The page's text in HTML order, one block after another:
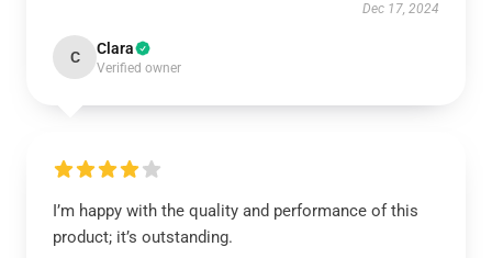
Dec 17, 2024
C Clara
Verified owner
I’m happy with the quality and performance of this
product; it’s outstanding.